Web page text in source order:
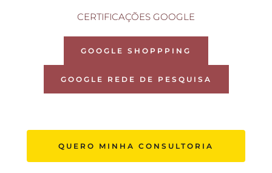
CERTIFICAÇÕES GOOGLE
GOOGLE SHOPPPING
GOOGLE REDE DE PESQUISA
QUERO MINHA CONSULTORIA